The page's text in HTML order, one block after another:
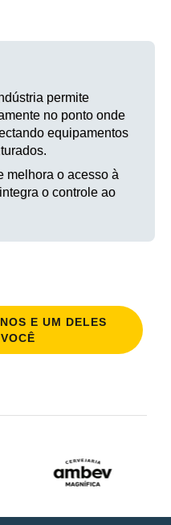
permite
no ponto onde
equipamentos
melhora o acesso à
o controle ao
E UM DELES